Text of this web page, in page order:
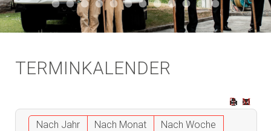
Aktuell 024
Aktuell 019
Auto 010Start 010Start 002
Auto 002
Auto 009Auto 006Start 008Start 005Start 003
Start 006
TERMINKALENDER
Nach Jahr Nach Monat
Nach Woche